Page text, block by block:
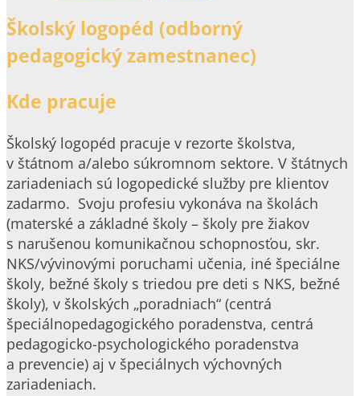
Školský logopéd (odborný
pedagogický zamestnanec)
Kde pracuje
Školský logopéd pracuje v rezorte školstva,
v štátnom a/alebo súkromnom sektore. V štátnych
zariadeniach sú logopedické služby pre klientov
zadarmo. Svoju profesiu vykonáva na školách
(materské a základné školy – školy pre žiakov
s narušenou komunikačnou schopnosťou, skr.
NKS/vývinovými poruchami učenia, iné špeciálne
školy, bežné školy s triedou pre deti s NKS, bežné
školy), v školských „poradniach“ (centrá
špeciálnopedagogického poradenstva, centrá
pedagogicko-psychologického poradenstva
a prevencie) aj v špeciálnych výchovných
zariadeniach.